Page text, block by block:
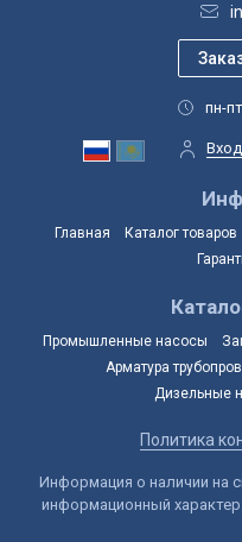
пн-
Вход
Главная Каталог товаров
Промышленные насосы
Арматура
Дизельные
Политика
Информация о наличии на
информационный